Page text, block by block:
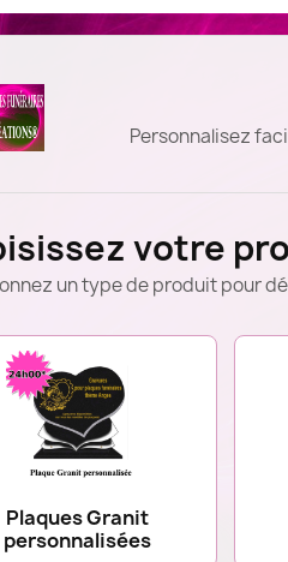
Personnalisez
votre
un type de produit pour
Plaques Granit
personnalisées